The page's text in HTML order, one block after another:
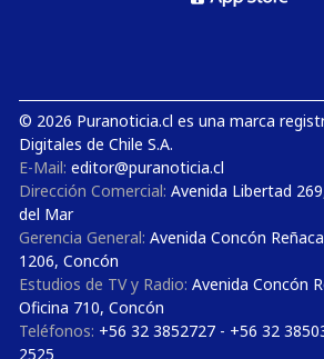
© 2026 Puranoticia.cl es una marca
Digitales de Chile S.A.
E-Mail: editor@puranoticia.cl
Dirección Comercial: Avenida Libertad
del Mar
Gerencia General: Avenida Concón
1206, Concón
Estudios de TV y Radio: Avenida Concón
Oficina 710, Concón
Teléfonos: +56 32 3852727 - +56 32
2525